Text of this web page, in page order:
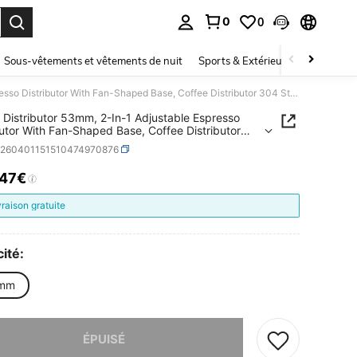
0 0
Sous-vêtements et vêtements de nuit Sports & Extérieur Enfants
Coffee Distributor 53mm, 2-In-1 Adjustable Espresso Distributor With Fan-Shaped Base, Coffee Distributor 304 Stainless Steel With Easy-To-Disassemble Design
53mm, 2-In-1 Adjustable Espresso
With Fan-Shaped Base, Coffee Distributor
Steel With Easy-To-Disassemble Design
AND AVAILABILITY
gratuite
ÉPUISÉ